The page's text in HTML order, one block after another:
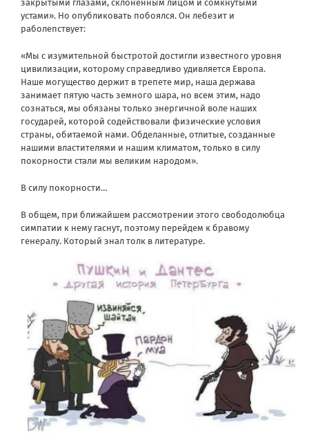
закрытыми глазами, склоненным лицом и сомкнутыми
устами». Но опубликовать побоялся. Он лебезит и
раболепствует:
«Мы с изумительной быстротой достигли известного уровня
цивилизации, которому справедливо удивляется Европа.
Наше могущество держит в трепете мир, наша держава
занимает пятую часть земного шара, но всем этим, надо
сознаться, мы обязаны только энергичной воле наших
государей, которой содействовали физические условия
страны, обитаемой нами. Обделанные, отлитые, созданные
нашими властителями и нашим климатом, только в силу
покорности стали мы великим народом».
В силу покорности…
В общем, при ближайшем рассмотрении этого свободолюбца
симпатии к нему гаснут, поэтому перейдем к бравому
генералу. Который знал толк в литературе.